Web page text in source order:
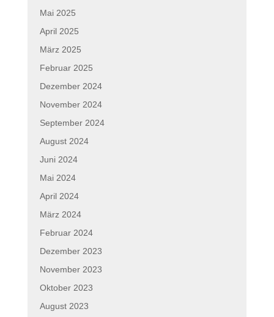
Mai 2025
April 2025
März 2025
Februar 2025
Dezember 2024
November 2024
September 2024
August 2024
Juni 2024
Mai 2024
April 2024
März 2024
Februar 2024
Dezember 2023
November 2023
Oktober 2023
August 2023